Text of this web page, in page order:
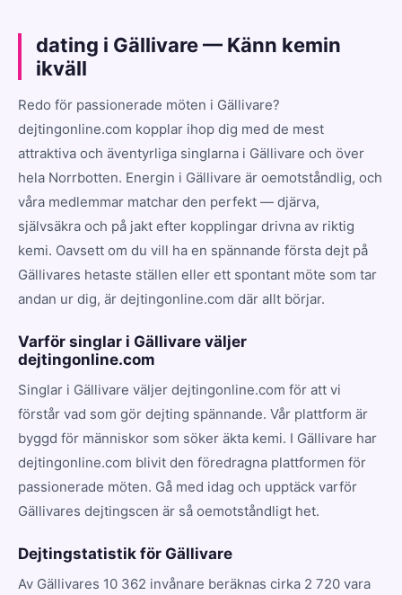
dating i Gällivare — Känn kemin
ikväll
Redo för passionerade möten i Gällivare?
dejtingonline.com kopplar ihop dig med de mest
attraktiva och äventyrliga singlarna i Gällivare och över
hela Norrbotten. Energin i Gällivare är oemotståndlig, och
våra medlemmar matchar den perfekt — djärva,
självsäkra och på jakt efter kopplingar drivna av riktig
kemi. Oavsett om du vill ha en spännande första dejt på
Gällivares hetaste ställen eller ett spontant möte som tar
andan ur dig, är dejtingonline.com där allt börjar.
Varför singlar i Gällivare väljer
dejtingonline.com
Singlar i Gällivare väljer dejtingonline.com för att vi
förstår vad som gör dejting spännande. Vår plattform är
byggd för människor som söker äkta kemi. I Gällivare har
dejtingonline.com blivit den föredragna plattformen för
passionerade möten. Gå med idag och upptäck varför
Gällivares dejtingscen är så oemotståndligt het.
Dejtingstatistik för Gällivare
Av Gällivares 10 362 invånare beräknas cirka 2 720 vara